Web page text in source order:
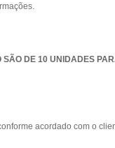
DE 10 UNIDADES
acordado com o